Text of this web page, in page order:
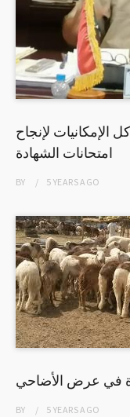
لإنجاح
امتحانات الشهادة
BY 5 YEARSAGO
في عرض الأضاحي
BY 5 YEARSAGO